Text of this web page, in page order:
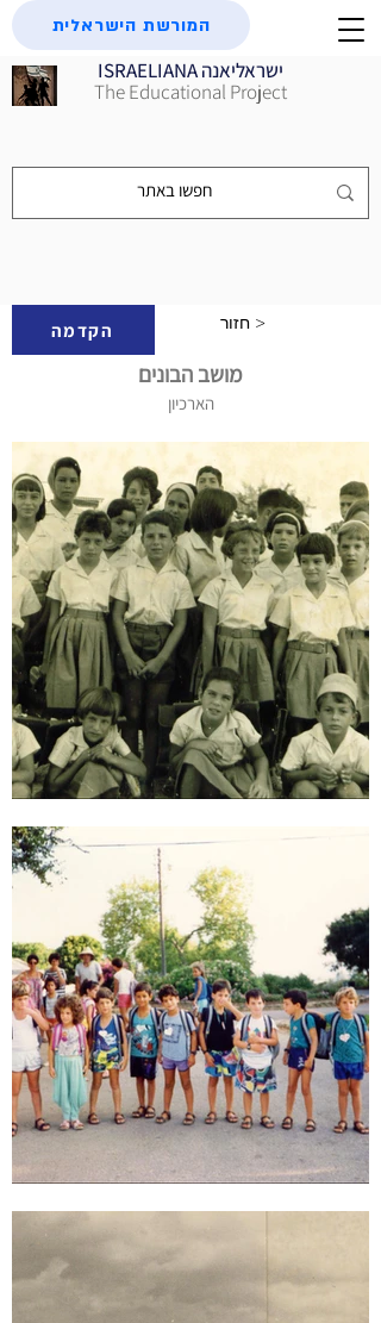
ISRAELIANA ישראליאנה
The Educational Project
המורשת הישראלית
הקדמה חזור >
מושב הבונים
הארכיון